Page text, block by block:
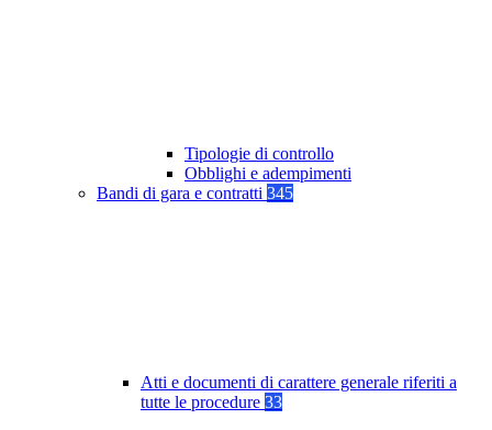
Tipologie di controllo
Obblighi e adempimenti
Bandi di gara e contratti 345
Atti e documenti di carattere generale riferiti a
tutte le procedure 33